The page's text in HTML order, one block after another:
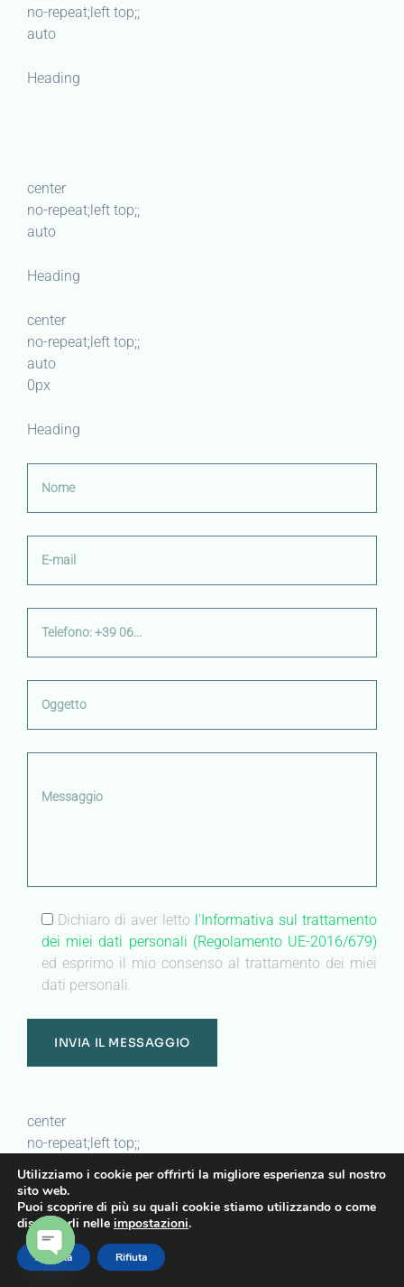
no-repeat;left top;;
auto
Heading
center
no-repeat;left top;;
auto
Heading
center
no-repeat;left top;;
auto
0px
Heading
Dichiaro di aver letto l'Informativa sul trattamento
dei miei dati personali (Regolamento UE-2016/679)
ed esprimo il mio consenso al trattamento dei miei
dati personali.
center
no-repeat;left top;;
Heading
Sanatrix a casa
Utilizziamo i cookie per offrirti la migliore esperienza sul nostro
sito web.
Puoi scoprire di più su quali cookie stiamo utilizzando o come
disattivarli nelle impostazioni.
Accetta Rifiuta
OPEN